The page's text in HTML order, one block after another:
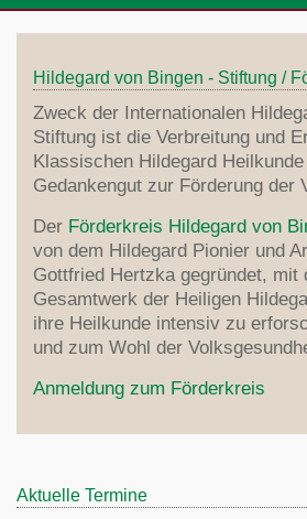
Veranstaltungen
Gesundheitsberater
Lebensstil-Therapie
Klangdom
Hildegard-Kongress 2024
St.Hildegard
Biografie
Pfingstbotschaft
Welt-Kirchenlehrerin
Musik/Medien
Zentrum
Links
Fragen
Heilkunde
Prävention
Naturkosmetik
Krankheiten
Aderlass
Med. Rezepte
Psychotherapie
Ernährung
Diät
Dinkel
Lebensmittel
Rezepte
Hildegard-Medizin
Indikation
Heilmittel
Erfolgsberichte
Hildegard
Literatur
Hildegard von Bingen - Stiftung /
Zweck der Internationalen
Stiftung ist die Verbreitung und
Klassischen Hildegard
Gedankengut zur Förderung der
Der Förderkreis Hildegard von
von dem Hildegard Pionier und
Gottfried Hertzka gegründet, mit
Gesamtwerk der Heiligen
ihre Heilkunde intensiv zu
und zum Wohl der
Anmeldung zum Förderkreis
Aktuelle Termine